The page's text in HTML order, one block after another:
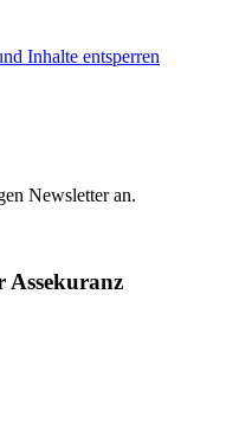
Inhalte entsperren
Newsletter an.
Assekuranz